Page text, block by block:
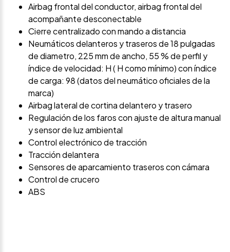
Airbag frontal del conductor, airbag frontal del
acompañante desconectable
Cierre centralizado con mando a distancia
Neumáticos delanteros y traseros de 18 pulgadas
de diametro, 225 mm de ancho, 55 % de perfil y
índice de velocidad: H ( H como mínimo) con índice
de carga: 98 (datos del neumático oficiales de la
marca)
Airbag lateral de cortina delantero y trasero
Regulación de los faros con ajuste de altura manual
y sensor de luz ambiental
Control electrónico de tracción
Tracción delantera
Sensores de aparcamiento traseros con cámara
Control de crucero
ABS